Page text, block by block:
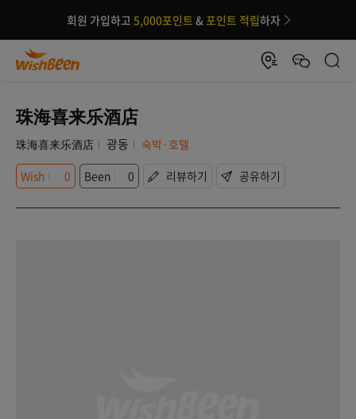
회원 가입하고 5,000포인트 &포인트 적립하자
珠海喜来乐酒店
珠海喜来乐酒店 광동
숙박·호텔
Wish
0 Been 0 리뷰하기 공유하기